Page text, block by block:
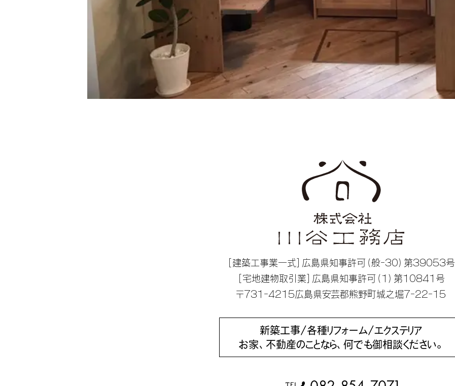
［建築工事業一式］
広島県知事許可（般-30）第39053号
［宅地建物取引業］
広島県知事許可（1）第10841号
〒731-4215広島県安芸郡熊野町城之堀7-22-15
新築工事/各種リフォーム/エクステリア
お家、不動産のことなら、何でも御相談ください。